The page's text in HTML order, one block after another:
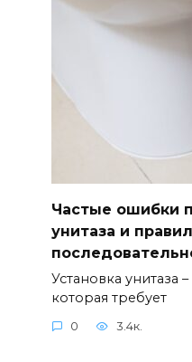
Частые ошибки
унитаза и
Установка унитаза
которая требует
0 3.4к.